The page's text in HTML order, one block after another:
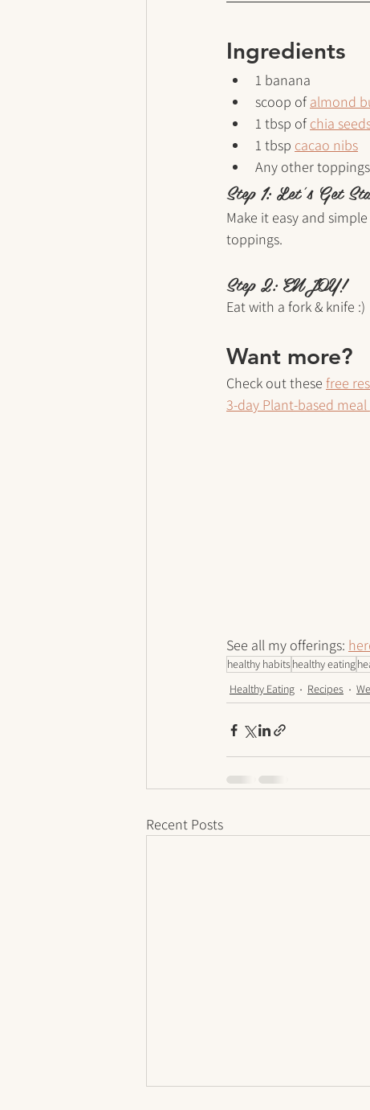
Ingredients
1 banana
scoop of almond
1 tbsp of chia
1 tbsp cacao nibs
Any other
Step 1: Let’s Get
Make it easy and
toppings.
Step 2: ENJOY!
Eat with a fork & knife :)
Want more?
Check out these free
3-day Plant-based meal
See all my offerings:
healthy habitshealthy eating
Healthy Eating
Recipes
Recent Posts